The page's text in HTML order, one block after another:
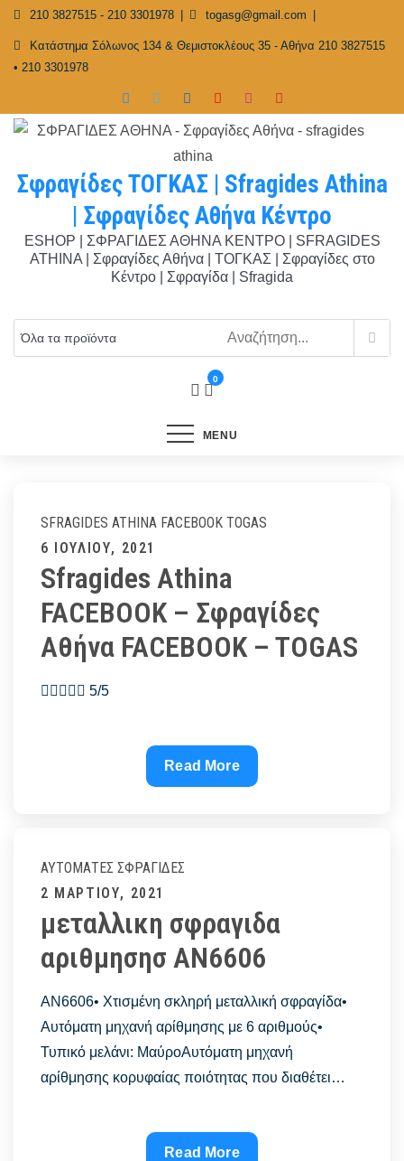
Skip
content
210 3827515 - 210 3301978 togasg@gmail.com
Κατάστημα Σόλωνος 134 & Θεμιστοκλέους 35 - Αθήνα 210 3827515
• 210 3301978
Σφραγίδες ΤΟΓΚΑΣ | Sfragides Athina
| Σφραγίδες Αθήνα Κέντρο
ESHOP | ΣΦΡΑΓΙΔΕΣ ΑΘΗΝΑ ΚΕΝΤΡΟ | SFRAGIDES
ATHINA | Σφραγίδες Αθήνα | ΤΟΓΚΑΣ | Σφραγίδες στο
Κέντρο | Σφραγίδα | Sfragida
0
MENU
SFRAGIDES ATHINA FACEBOOK TOGAS
Posted
on
6 ΙΟΥΛΊΟΥ, 2021
Sfragides Athina
FACEBOOK – Σφραγίδες
Αθήνα FACEBOOK – TOGAS
 5/5
Sfragides
Athina
Σφραγίδες
–
TOGAS
Read More
ΑΥΤΌΜΑΤΕΣ ΣΦΡΑΓΊΔΕΣ
Posted
on
2 ΜΑΡΤΊΟΥ, 2021
μεταλλικη σφραγιδα
αριθμησησ AN6606
AN6606• Χτισμένη σκληρή μεταλλική σφραγίδα•
Αυτόματη μηχανή αρίθμησης με 6 αριθμούς•
Τυπικό μελάνι: ΜαύροΑυτόματη μηχανή
αρίθμησης κορυφαίας ποιότητας που διαθέτει…
μεταλλικη
Read More